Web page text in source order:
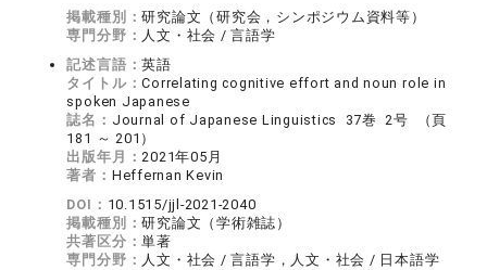
掲載種別：研究論文（研究会，シンポジウム資料等）
専門分野： 人文・社会 / 言語学
記述言語：英語
タイトル：Correlating cognitive effort and noun role in
spoken Japanese
誌名： Journal of Japanese Linguistics 37巻 2号 （頁
181 ～ 201）
出版年月：2021年05月
著者： Heffernan Kevin
DOI： 10.1515/jjl-2021-2040
掲載種別：研究論文（学術雑誌）
共著区分：単著
専門分野： 人文・社会 / 言語学，人文・社会 / 日本語学